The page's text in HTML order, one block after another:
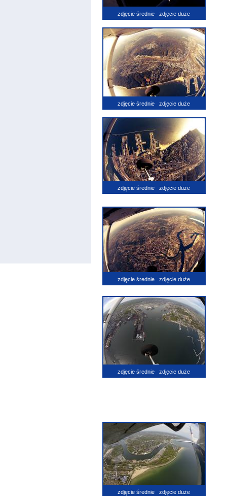
zdjęcie średnie zdjęcie duże
zdjęcie średnie zdjęcie duże
zdjęcie średnie zdjęcie duże
zdjęcie średnie zdjęcie duże
zdjęcie średnie zdjęcie duże
zdjęcie średnie zdjęcie duże